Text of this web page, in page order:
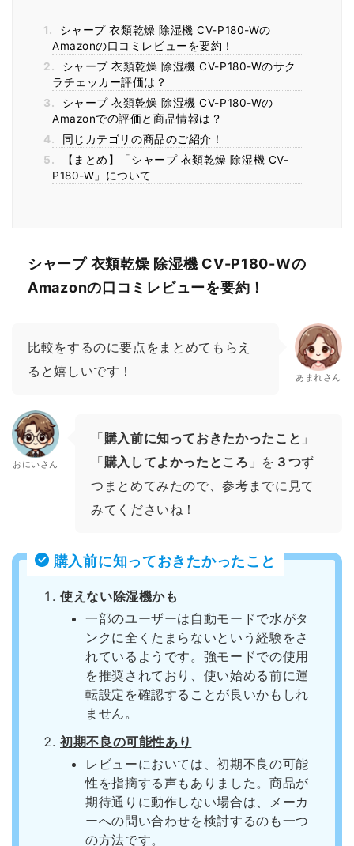
1.
シャープ 衣類乾燥 除湿機 CV-P180-Wの
Amazonの口コミレビューを要約！
2.
シャープ 衣類乾燥 除湿機 CV-P180-Wのサク
ラチェッカー評価は？
3.
シャープ 衣類乾燥 除湿機 CV-P180-Wの
Amazonでの評価と商品情報は？
4.
同じカテゴリの商品のご紹介！
5.
【まとめ】「シャープ 衣類乾燥 除湿機 CV-
P180-W」について
シャープ 衣類乾燥 除湿機 CV-P180-Wの
Amazonの口コミレビューを要約！
比較をするのに要点をまとめてもらえ
ると嬉しいです！
あまれさん
おにいさん
「購入前に知っておきたかったこと 」
「購入してよかったところ 」を ３つず
つまとめてみたので、参考までに見て
みてくださいね！
購入前に知っておきたかったこと
使えない除湿機かも
一部のユーザーは自動モードで水がタ
ンクに全くたまらないという経験をさ
れているようです。強モードでの使用
を推奨されており、使い始める前に運
転設定を確認することが良いかもしれ
ません。
初期不良の可能性あり
レビューにおいては、初期不良の可能
性を指摘する声もありました。商品が
期待通りに動作しない場合は、メーカ
ーへの問い合わせを検討するのも一つ
の方法です。